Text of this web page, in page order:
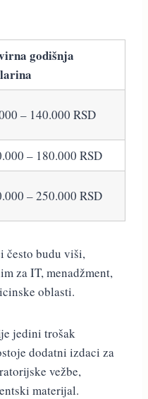
godišnja
– 140.000 RSD
– 180.000 RSD
– 250.000 RSD
često budu viši,
za IT, menadžment,
oblasti.
jedini trošak
dodatni izdaci za
vežbe,
materijal.